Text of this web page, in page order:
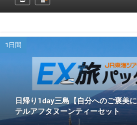
1日間
日帰り1day三島【自分へのご褒美
テルアフタヌーンティーセット